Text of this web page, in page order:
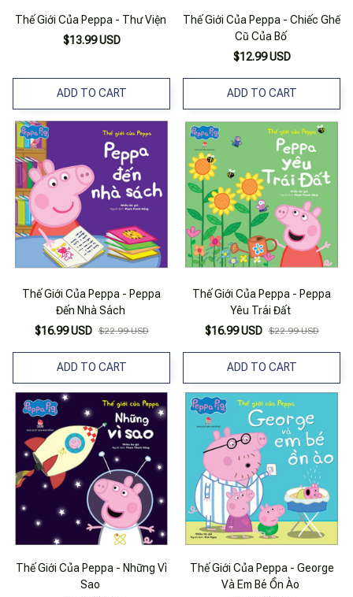
Thế Giới Của Peppa - Thư Viện
$13.99 USD
ADD TO CART
Thế Giới Của Peppa - Chiếc Ghế
Cũ Của Bố
$12.99 USD
ADD TO CART
Thế Giới Của Peppa - Peppa
Đến Nhà Sách
$16.99 USD $22.99 USD
ADD TO CART
Thế Giới Của Peppa - Peppa
Yêu Trái Đất
$16.99 USD $22.99 USD
ADD TO CART
Thế Giới Của Peppa - Những Vì
Sao
Thế Giới Của Peppa - George
Và Em Bé Ồn Ào